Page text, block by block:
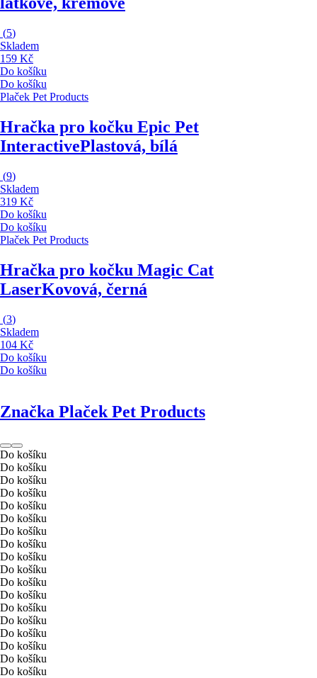
(5)
Skladem
159 Kč
Do košíku
Do košíku
Plaček Pet Products
Hračka pro kočku Epic Pet
InteractivePlastová, bílá
(9)
Skladem
319 Kč
Do košíku
Do košíku
Plaček Pet Products
Hračka pro kočku Magic Cat
LaserKovová, černá
(3)
Skladem
104 Kč
Do košíku
Do košíku
Značka Plaček Pet Products
Do košíku
Do košíku
Do košíku
Do košíku
Do košíku
Do košíku
Do košíku
Do košíku
Do košíku
Do košíku
Do košíku
Do košíku
Do košíku
Do košíku
Do košíku
Do košíku
Do košíku
Do košíku